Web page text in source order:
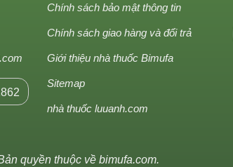
Chính sách bảo mật thông tin
Chính sách giao hàng và đổi trả
Giới thiệu nhà thuốc Bimufa
Sitemap
nhà thuốc luuanh.com
quyền thuộc về bimufa.com.